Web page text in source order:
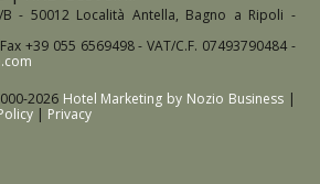
- 50012 Località Antella, Bagno a Ripoli -
+39 055 6569498 - VAT/C.F. 07493790484 -
2026 Hotel Marketing by Nozio Business|
| Privacy